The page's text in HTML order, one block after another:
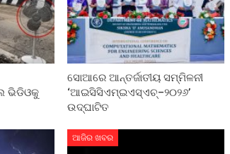
ଭିଡିଓକୁ
ସୋଆରେ ଆନ୍ତର୍ଜାତୀୟ ସମ୍ମିଳନୀ
‘ଆଇସିସିଏମ୍‌ଇଏସ୍‌ଏଚ୍‌–୨୦୨୬’
ଉଦ୍‌ଘାଟିତ
ଆଜିର ଖବର